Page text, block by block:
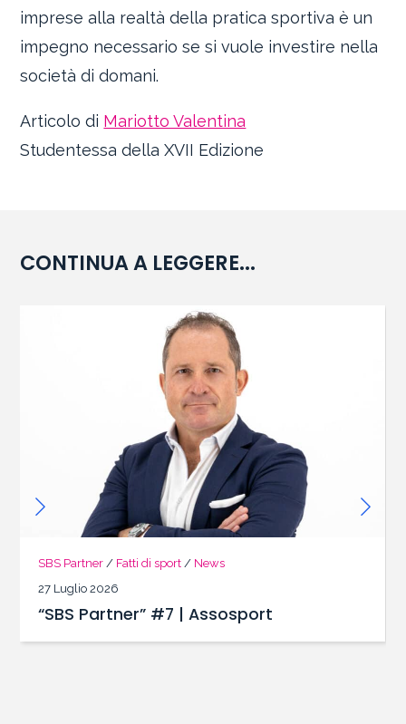
imprese alla realtà della pratica sportiva è un
impegno necessario se si vuole investire nella
società di domani.
Articolo di Mariotto Valentina
Studentessa della XVII Edizione
CONTINUA A LEGGERE...
SBS Partner / Fatti di sport / News
27 Luglio 2026
“SBS Partner” #7 | Assosport